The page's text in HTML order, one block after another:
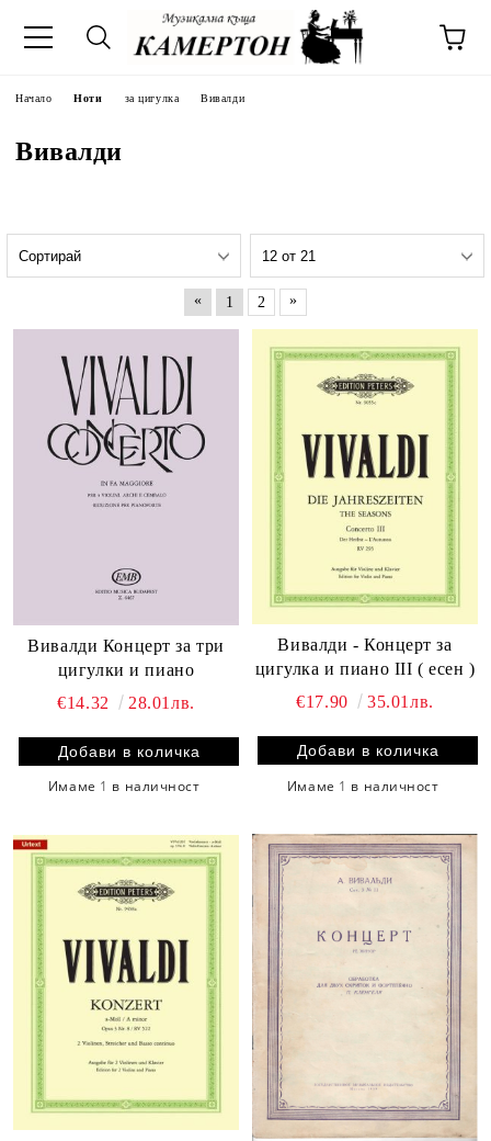
Начало Ноти за цигулка Вивалди
Вивалди
« 1 2 »
Вивалди Концерт за три
цигулки и пиано
€14.32
28.01лв.
Имаме 1 в наличност
Вивалди - Концерт за
цигулка и пиано III ( есен )
€17.90
35.01лв.
Имаме 1 в наличност